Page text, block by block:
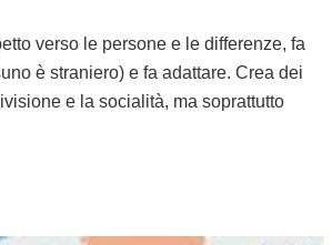
verso le persone e le differenze, fa
è straniero) e fa adattare. Crea dei
e la socialità, ma soprattutto